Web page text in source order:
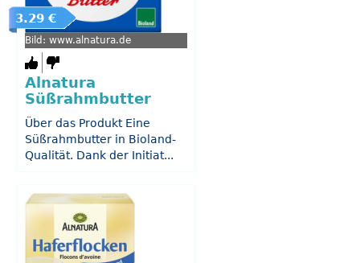
3.29 €
Bild: www.alnatura.de
Alnatura
Süßrahmbutter
Über das Produkt Eine
Süßrahmbutter in Bioland-
Qualität. Dank der Initiat...